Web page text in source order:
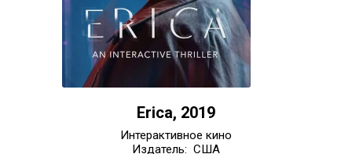
Erica, 2019
Интерактивное кино
Издатель: США